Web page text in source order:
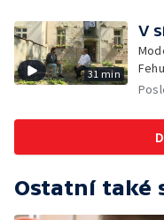
31 min
V
Fehu
Ostatní také